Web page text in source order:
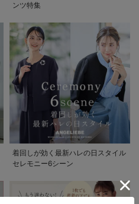
ンツ特集
着回しが効く最新ハレの日スタイル
セレモニー6シーン